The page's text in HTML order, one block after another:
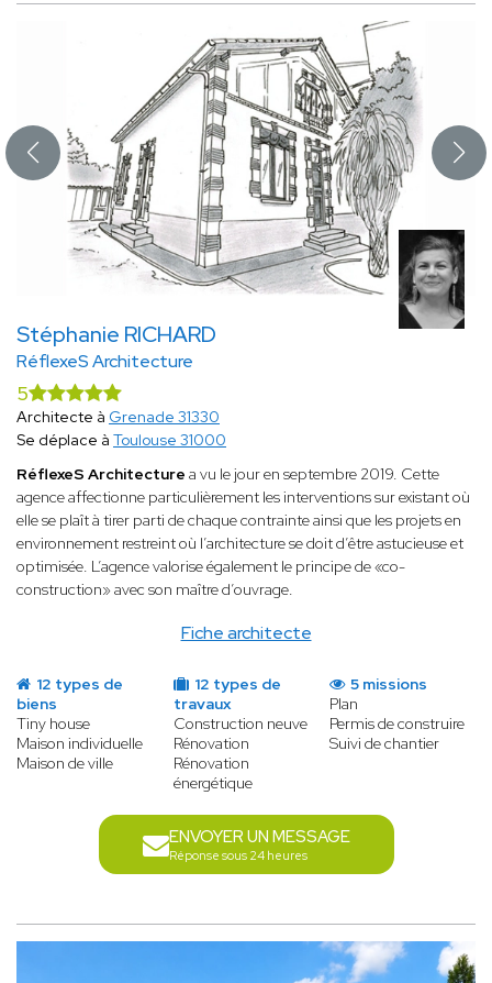
Stéphanie RICHARD
RéflexeS Architecture
Fiche architecte
5
Architecte à Grenade 31330
Se déplace à Toulouse 31000
RéflexeS Architecture a vu le jour en septembre 2019. Cette
agence affectionne particulièrement les interventions sur existant où
elle se plaît à tirer parti de chaque contrainte ainsi que les projets en
environnement restreint où l’architecture se doit d’être astucieuse et
optimisée. L’agence valorise également le principe de «co-
construction» avec son maître d’ouvrage.
12 types de
biens
Tiny house
Maison individuelle
Maison de ville
12 types de
travaux
Construction neuve
Rénovation
Rénovation
énergétique
5 missions
Plan
Permis de construire
Suivi de chantier
ENVOYER UN MESSAGE
Réponse sous 24 heures